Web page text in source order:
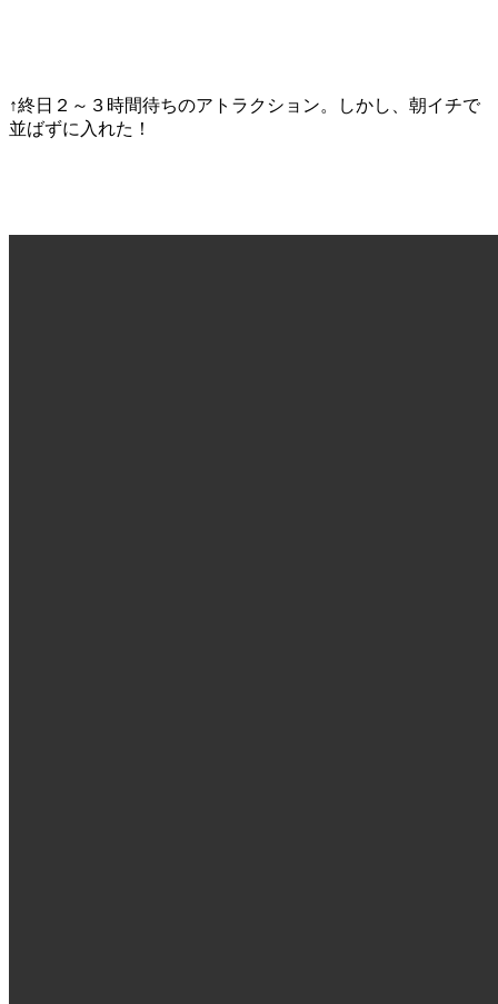
↑終日２～３時間待ちのアトラクション。しかし、朝イチで
並ばずに入れた！